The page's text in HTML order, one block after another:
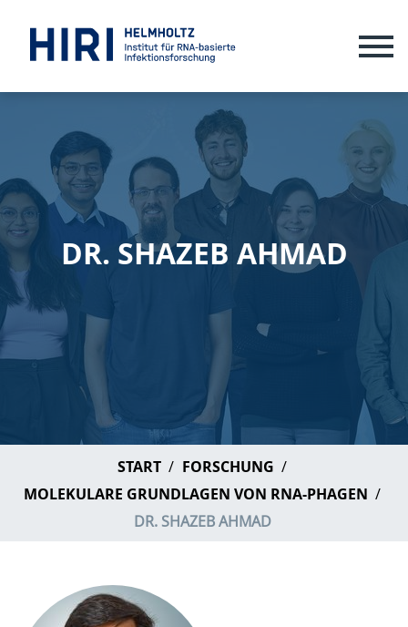
DR. SHAZEB AHMAD
START
FORSCHUNG
MOLEKULARE GRUNDLAGEN VON RNA-PHAGEN
DR. SHAZEB AHMAD